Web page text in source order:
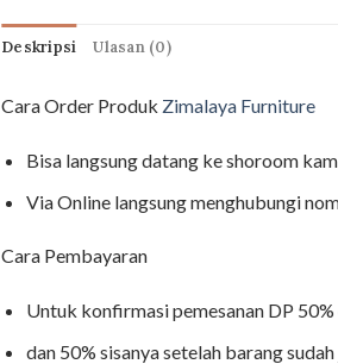
Deskripsi Ulasan (0)
Cara Order Produk Zimalaya Furniture
Bisa langsung datang ke shoroom
Via Online langsung menghubungi
Cara Pembayaran
Untuk konfirmasi pemesanan DP
dan 50% sisanya setelah barang